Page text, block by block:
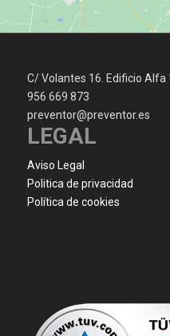
C/ Volantes 16. Edificio Alfa
956 669 873
preventor@preventor.es
LEGAL
Aviso Legal
Politica de privacidad
Política de cookies